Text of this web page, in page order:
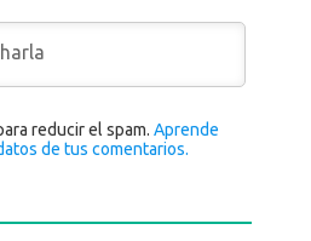
reducir el spam.Aprende
de tus comentarios.